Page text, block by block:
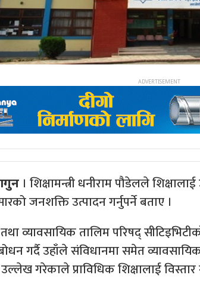
। शिक्षामन्त्री धनीराम पौडेलले
जनशक्ति उत्पादन गर्नुपर्ने बताए ।
तथा व्यावसायिक तालिम परिषद्
गर्दै उहाँले संविधानमा समेत व्यावसायिक
गरेकाले प्राविधिक शिक्षालाई